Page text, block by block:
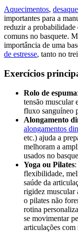
Aquecimentos,
importantes para a
reduzir a probabilidade
comuns no basquete.
importância de uma
de estresse, tanto no
Exercícios
Rolo de espuma
tensão muscular
fluxo sanguíneo
Alongamento
alongamentos
etc.) ajuda a
melhoram a
usados no
Yoga ou Pilates
flexibilidade,
saúde da
rigidez muscular
o pilates não
rotina
se movimentar
articulações com